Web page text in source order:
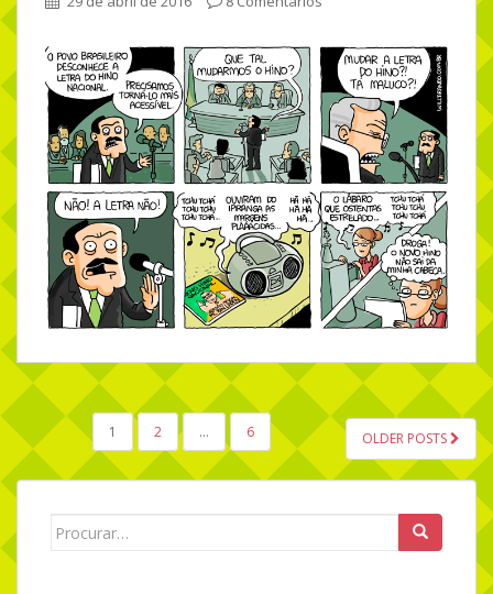
NAVEGAÇÃO POR POSTS
1 2 … 6 OLDER POSTS
Search for: